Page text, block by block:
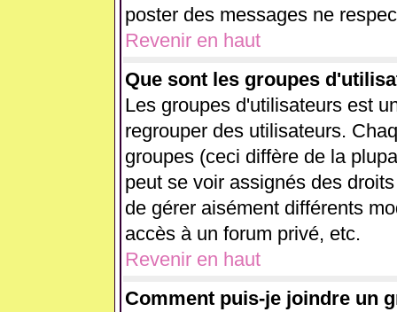
poster des messages ne
Revenir en haut
Que sont les groupes
Les groupes d'utilisateurs est
regrouper des utilisateurs.
groupes (ceci diffère de la
peut se voir assignés des
de gérer aisément différents
accès à un forum privé, etc.
Revenir en haut
Comment puis-je joindre un